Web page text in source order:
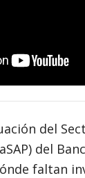
del
del
faltan